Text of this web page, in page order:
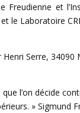
Freudienne et
le Laboratoire
Serre, 34090
l’on décide
» Sigmund